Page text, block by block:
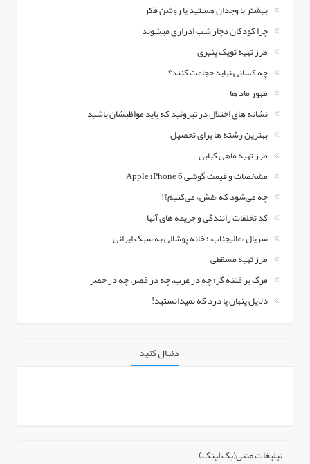
بیشتر با وجدان هستید یا روشن فکر
چرا کودکان دچار شب ادراری میشوند
طرز تهیه توپک پنیری
چه کسانی نباید حجامت کنند؟
ظهور ماد ها
نشانه های اختلال در تیروئید که باید مواظبشان باشید
بهترین رشته ها برای تحصیل
طرز تهیه ماهی کبابی
مشخصات و قیمت گوشی Apple iPhone 6
چه می‌شود که «غش» می‌کنیم؟!
کد تخلفات رانندگی و جریمه های آنها
سریال «عالیجناب»؛ خانه پوشالی به سبک ایرانی
طرز تهیه مسقطی
مرگ بر فتنه گر؛ چه در غرب، چه در قصر، چه در حصر
دلایل پنهان پا درد که نمیدانستید!
دنبال کنید
تبلیغات متنی(بک لینک)